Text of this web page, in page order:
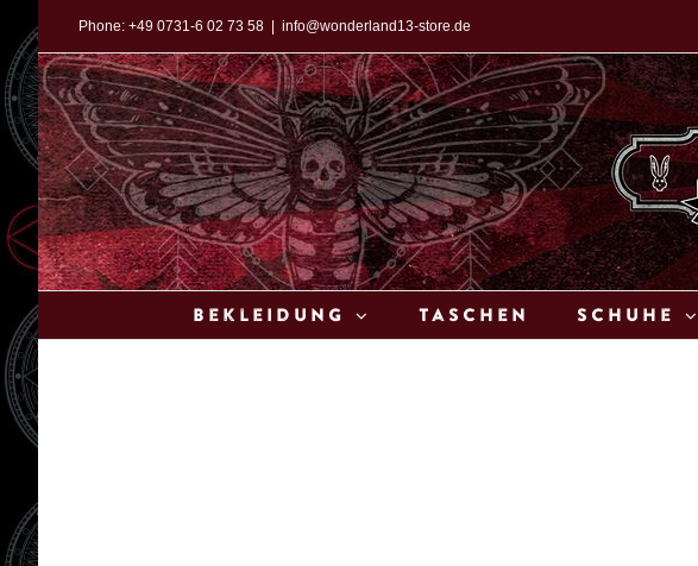
Inhalt
springen
Phone: +49 0731-6 02 73 58 info@wonderland13-store.de
Bekleidung Taschen Schuhe